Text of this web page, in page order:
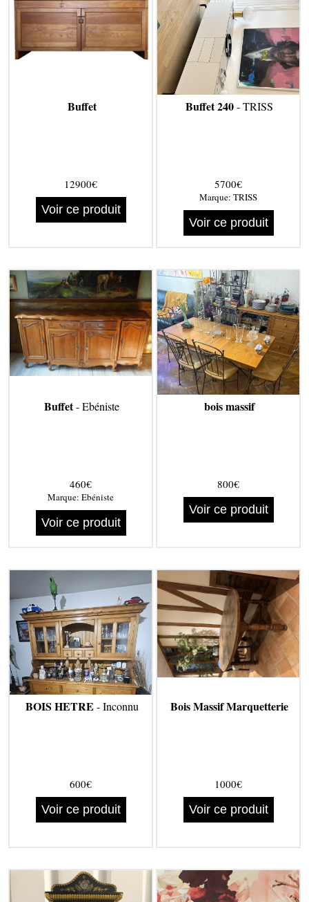
Buffet
12900€
Voir ce produit
Buffet 240- TRISS
5700€
Marque: TRISS
Voir ce produit
Buffet- Ebéniste
460€
Marque: Ebéniste
Voir ce produit
bois massif
800€
Voir ce produit
BOIS HETRE - Inconnu
600€
Voir ce produit
Bois Massif Marquetterie
1000€
Voir ce produit